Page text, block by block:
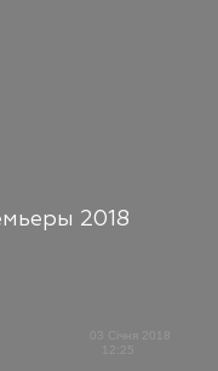
2018